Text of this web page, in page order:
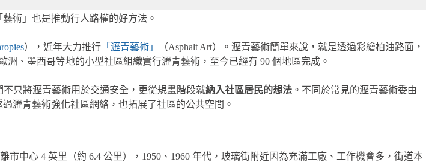
術」也是推動行人路權的好方法。
），近年大力推行 「瀝青藝術」
（Asphalt Art）。瀝青藝術簡單來說，就是透過彩繪柏油路面，
、墨西哥等地的小型社區組織實行瀝青藝術，至今已經有 90 個地區完成。
只將瀝青藝術用於交通安全，更從規畫階段就納入社區居民的想法 。不同於常見的瀝青藝術委由
瀝青藝術強化社區網絡，也拓展了社區的公共空間。
市中心 4 英里（約 6.4 公里），1950、1960 年代，玻璃街附近因為充滿工廠、工作機會多，街道本